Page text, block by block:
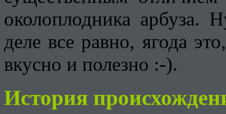
околоплодника
деле все равно, ягода
вкусно и полезно :-).
История